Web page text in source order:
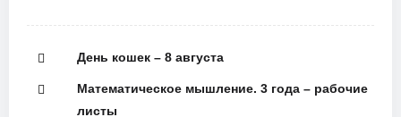
День кошек – 8 августа
Математическое мышление. 3 года – рабочие
листы